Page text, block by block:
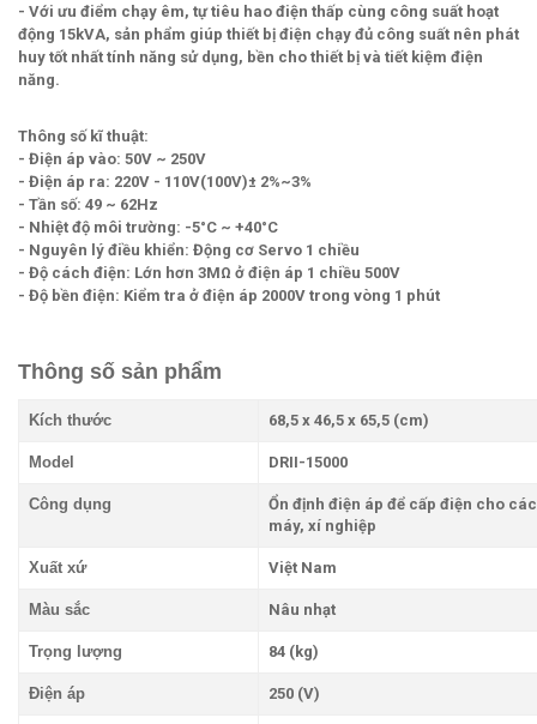
- Với ưu điểm chạy êm, tự tiêu hao điện thấp cùng công suất hoạt
động 15kVA, sản phẩm giúp thiết bị điện chạy đủ công suất nên phát
huy tốt nhất tính năng sử dụng, bền cho thiết bị và tiết kiệm điện
năng.
Thông số kĩ thuật:
- Điện áp vào: 50V ~ 250V
- Điện áp ra: 220V - 110V(100V)± 2%~3%
- Tần số: 49 ~ 62Hz
- Nhiệt độ môi trường: -5°C ~ +40°C
- Nguyên lý điều khiển: Động cơ Servo 1 chiều
- Độ cách điện: Lớn hơn 3MΩ ở điện áp 1 chiều 500V
- Độ bền điện: Kiểm tra ở điện áp 2000V trong vòng 1 phút
Thông số sản phẩm
Kích thước 68,5 x 46,5 x 65,5 (cm)
Model DRII-15000
Công dụng
Ổn định điện áp để cấp điện cho
máy, xí nghiệp
Xuất xứ Việt Nam
Màu sắc Nâu nhạt
Trọng lượng 84 (kg)
Điện áp 250 (V)